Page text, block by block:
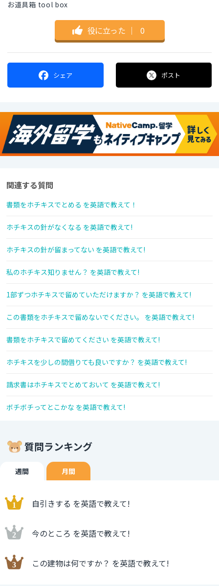
お道具箱 tool box
役に立った ｜ 0
シェア ポスト
関連する質問
書類をホチキスでとめる を英語で教えて！
ホチキスの針がなくなる を英語で教えて!
ホチキスの針が留まってない を英語で教えて!
私のホチキス知りません？ を英語で教えて!
1部ずつホチキスで留めていただけますか？ を英語で教えて!
この書類をホチキスで留めないでください。 を英語で教えて!
書類をホチキスで留めてください を英語で教えて!
ホチキスを少しの間借りても良いですか？ を英語で教えて!
請求書はホチキスでとめておいて を英語で教えて!
ボチボチってとこかな を英語で教えて!
質問ランキング
週間 月間
自引きする を英語で教えて!
今のところ を英語で教えて!
この建物は何ですか？ を英語で教えて!